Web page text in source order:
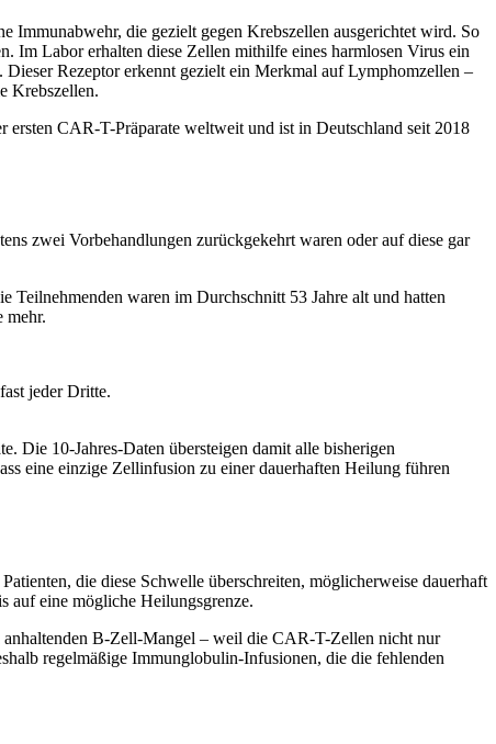
die gezielt gegen Krebszellen ausgerichtet wird. So
Im Labor erhalten diese Zellen mithilfe eines harmlosen Virus ein
Rezeptor erkennt gezielt ein Merkmal auf Lymphomzellen –
Krebszellen.
ersten CAR-T-Präparate weltweit und ist in Deutschland seit 2018
zwei Vorbehandlungen zurückgekehrt waren oder auf diese gar
waren im Durchschnitt 53 Jahre alt und hatten
mehr.
jeder Dritte.
Die 10-Jahres-Daten übersteigen damit alle bisherigen
eine einzige Zellinfusion zu einer dauerhaften Heilung führen
die diese Schwelle überschreiten, möglicherweise dauerhaft
auf eine mögliche Heilungsgrenze.
anhaltenden B-Zell-Mangel – weil die CAR-T-Zellen nicht nur
regelmäßige Immunglobulin-Infusionen, die die fehlenden